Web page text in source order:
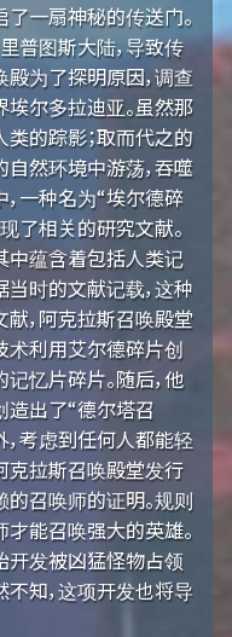
一扇神秘的传送门。
普图斯大陆，导致传
为了探明原因，调查
尔多拉迪亚。虽然那
的踪影；取而代之的
然环境中游荡，吞噬
一种名为“埃尔德碎
了相关的研究文献。
中蕴含着包括人类记
时的文献记载，这种
，阿克拉斯召唤殿堂
术利用艾尔德碎片创
忆片碎片。随后，他
造出了“德尔塔召
，考虑到任何人都能轻
克拉斯召唤殿堂发行
的召唤师的证明。规则
能召唤强大的英雄。
开发被凶猛怪物占领
知，这项开发也将导